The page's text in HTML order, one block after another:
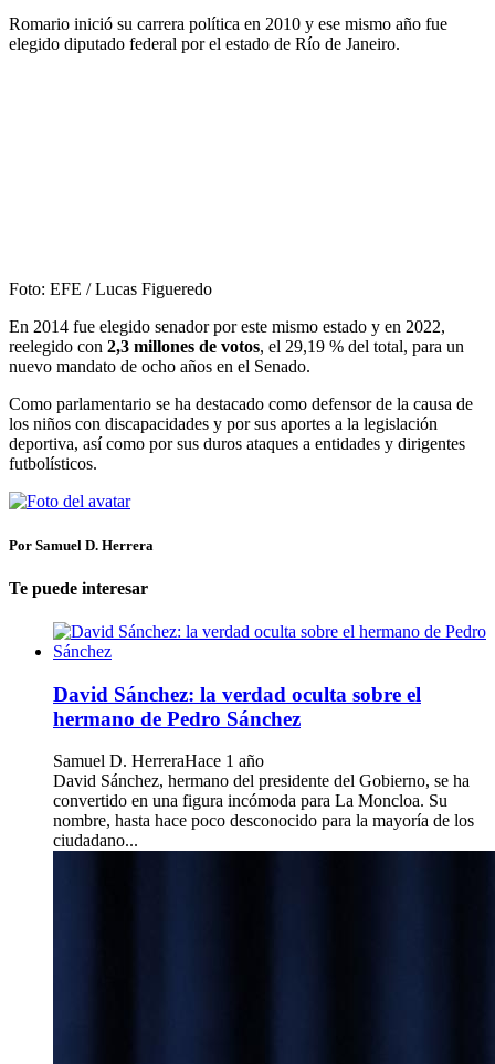
Romario inició su carrera política en 2010 y ese mismo año fue
elegido diputado federal por el estado de Río de Janeiro.
Foto: EFE / Lucas Figueredo
En 2014 fue elegido senador por este mismo estado y en 2022,
reelegido con 2,3 millones de votos, el 29,19 % del total, para un
nuevo mandato de ocho años en el Senado.
Como parlamentario se ha destacado como defensor de la causa de
los niños con discapacidades y por sus aportes a la legislación
deportiva, así como por sus duros ataques a entidades y dirigentes
futbolísticos.
Por Samuel D. Herrera
Te puede interesar
David Sánchez: la verdad oculta sobre el
hermano de Pedro Sánchez
Samuel D. HerreraHace 1 año
David Sánchez, hermano del presidente del Gobierno, se ha
convertido en una figura incómoda para La Moncloa. Su
nombre, hasta hace poco desconocido para la mayoría de los
ciudadano...